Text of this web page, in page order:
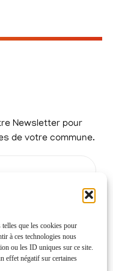
que les cookies pour
à ces technologies nous
ou les ID uniques sur ce site.
effet négatif sur certaines
Newsletter pour
de votre commune.